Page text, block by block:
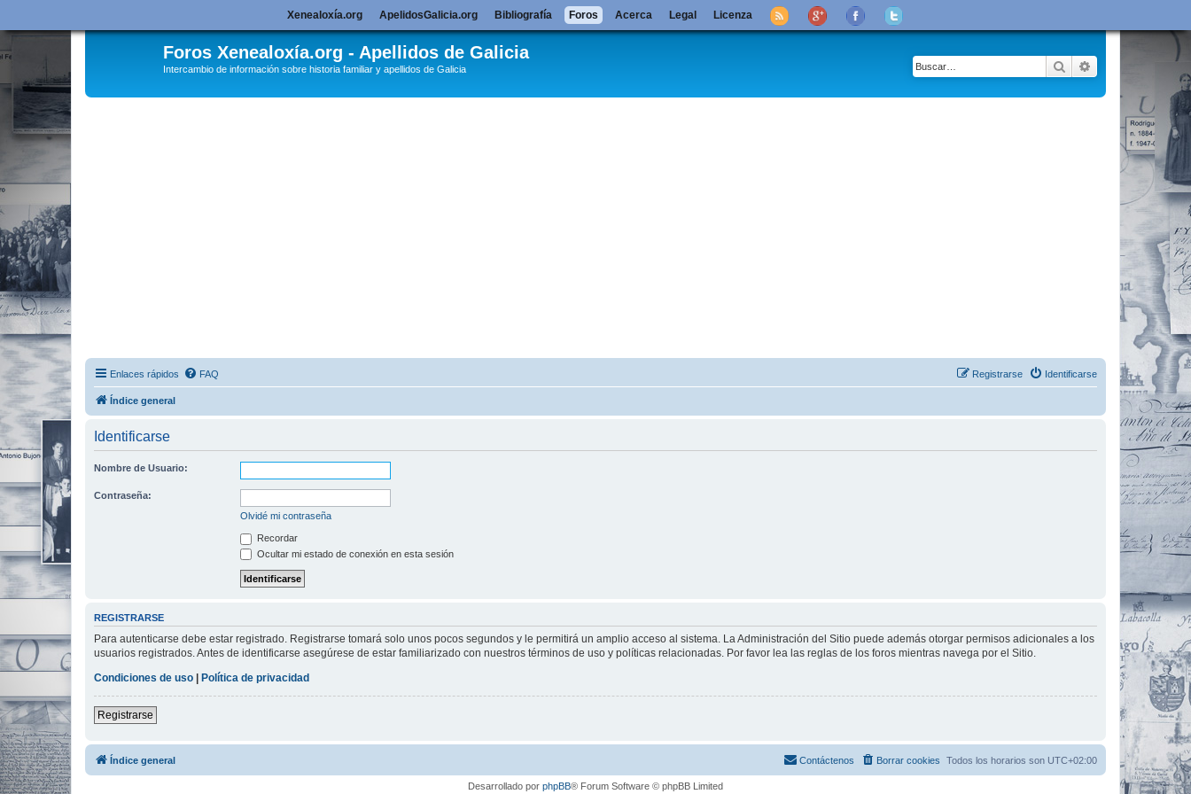
Foros Xenealoxía.org - Apellidos de Galicia
Intercambio de información sobre historia familiar y apellidos de Galicia Buscar Búsqueda
Enlaces rápidos FAQ Identificarse
Registrarse
Índice general
Identificarse
Nombre de Usuario:
Contraseña:
Olvidé mi contraseña
Recordar
Ocultar mi estado de conexión en esta sesión
REGISTRARSE
Para autenticarse debe estar registrado. Registrarse tomará solo unos pocos segundos y le permitirá un amplio acceso al sistema. La Administración del Sitio puede además otorgar permisos adicionales a los
usuarios registrados. Antes de identificarse asegúrese de estar familiarizado con nuestros términos de uso y políticas relacionadas. Por favor lea las reglas de los foros mientras navega por el Sitio.
Condiciones de uso | Política de privacidad
Registrarse
Xenealoxía.org ApelidosGalicia.org Bibliografía Foros Acerca Legal Licenza
Índice general Todos los horarios son UTC+02:00
Borrar cookies
Contáctenos
Desarrollado por phpBB® Forum Software © phpBB Limited